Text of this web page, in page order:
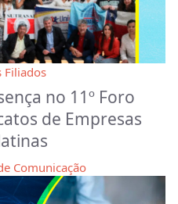
Filiados
no 11º Foro
de Empresas
Comunicação